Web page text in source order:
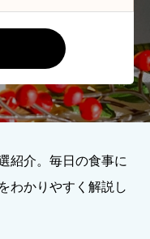
紹介。毎日の食事に
わかりやすく解説し